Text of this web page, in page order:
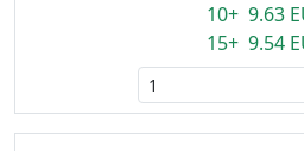
10+ 9.63
15+ 9.54